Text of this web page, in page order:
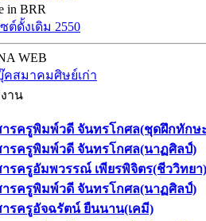
in BRR
ต์ดั้งเดิม 2550
WEB
คสมาคมศิษย์เก่า
าน
ารครูพิมพ์วดี จันทรโกศล(ชุดฝึกทักษ
ารครูพิมพ์วดี จันทรโกศล(นาฏศิลป์)
ารครูอัมพวรรณ์ เพียรพิจิตร(ชีววิทยา)
ารครูพิมพ์วดี จันทรโกศล(นาฏศิลป์)
ารครูอัจฉรัตน์ ยืนนาน(เคมี)